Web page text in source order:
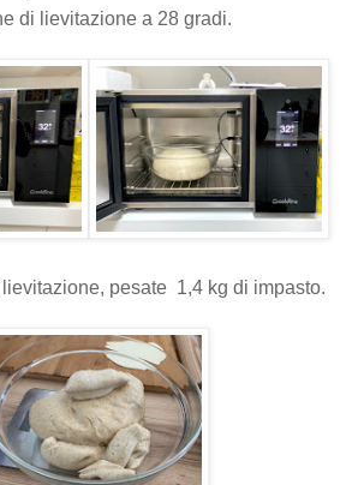
di lievitazione a 28 gradi.
pesate 1,4 kg di impasto.